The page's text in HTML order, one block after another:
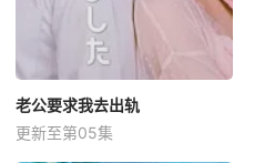
老公要求我去出轨
更新至第05集